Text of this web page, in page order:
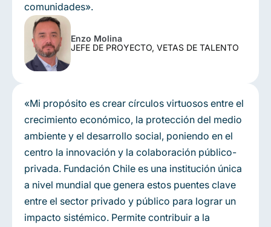
comunidades».
Enzo Molina
JEFE DE PROYECTO, VETAS DE TALENTO
«Mi propósito es crear círculos virtuosos entre el
crecimiento económico, la protección del medio
ambiente y el desarrollo social, poniendo en el
centro la innovación y la colaboración público-
privada. Fundación Chile es una institución única
a nivel mundial que genera estos puentes clave
entre el sector privado y público para lograr un
impacto sistémico. Permite contribuir a la